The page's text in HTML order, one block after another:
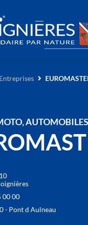
Entreprises
00 00
- Pont d Aulneau